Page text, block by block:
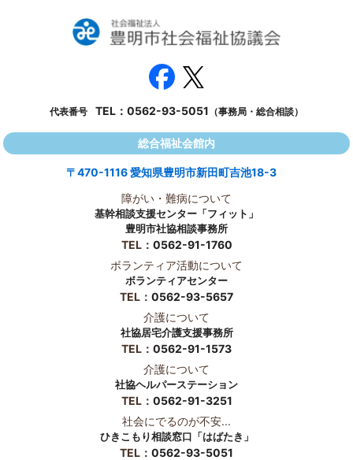
代表番号 TEL： 0562-93-5051 （事務局・総合相談）
総合福祉会館内
〒470-1116 愛知県豊明市新田町吉池18-3
障がい・難病について
基幹相談支援センター「フィット」
豊明市社協相談事務所
TEL： 0562-91-1760
ボランティア活動について
ボランティアセンター
TEL： 0562-93-5657
介護について
社協居宅介護支援事務所
TEL： 0562-91-1573
介護について
社協ヘルパーステーション
TEL： 0562-91-3251
社会にでるのが不安...
ひきこもり相談窓口「はばたき」
TEL： 0562-93-5051